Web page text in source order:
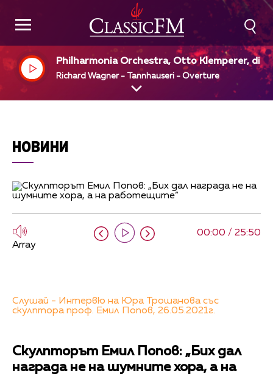
Philharmonia Orchestra, Otto Klemperer, dir
Richard Wagner - Tannhauseri - Overture
НОВИНИ
00:00 / 25:50
Array
Слушай - Интервю на Юра Трошанова със
скулптора проф. Емил Попов, 26.05.2021г.
Скулпторът Емил Попов: „Бих дал
награда не на шумните хора, а на